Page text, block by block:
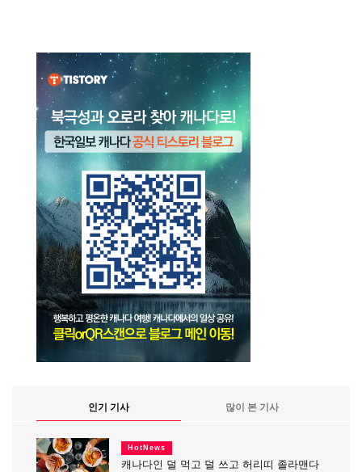
인기 기사 많이 본 기사
HotNews
캐나다인 덜 먹고 덜 쓰고 허리띠 졸라맨다